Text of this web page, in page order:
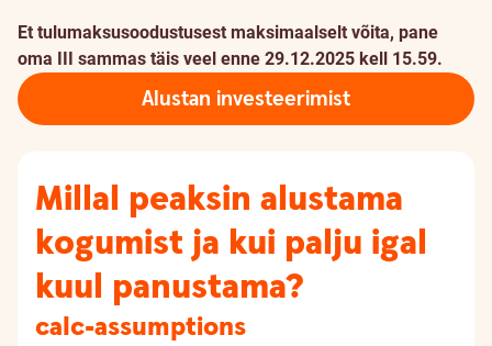
Et tulumaksusoodustusest maksimaalselt võita, pane
oma III sammas täis veel enne 29.12.2025 kell 15.59.
Alustan investeerimist
Millal peaksin alustama
kogumist ja kui palju igal
kuul panustama?
calc-assumptions